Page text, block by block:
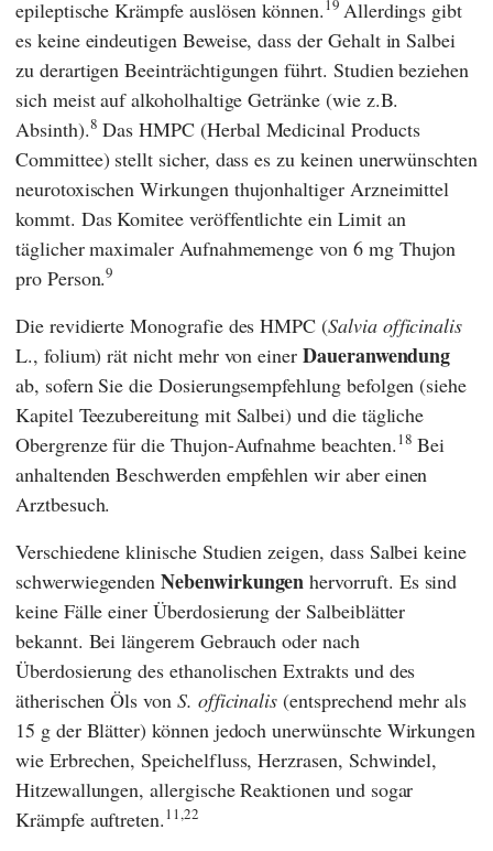
epileptische Krämpfe auslösen können.19 Allerdings gibt
es keine eindeutigen Beweise, dass der Gehalt in Salbei
zu derartigen Beeinträchtigungen führt. Studien beziehen
sich meist auf alkoholhaltige Getränke (wie z.B.
Absinth).8 DasHMPC (Herbal Medicinal Products
Committee) stellt sicher, dass es zu keinen unerwünschten
neurotoxischen Wirkungen thujonhaltiger Arzneimittel
kommt. Das Komitee veröffentlichte ein Limit an
täglicher maximaler Aufnahmemenge von 6 mg Thujon
pro Person.9
Die revidierte Monografie desHMPC(Salvia officinalis
L., folium) rät nicht mehr von einerDaueranwendung
ab, sofern Sie die Dosierungs­empfehlung befolgen (siehe
Kapitel Teezubereitung mit Salbei) und die tägliche
Obergrenze für die Thujon-Aufnahme beachten.18 Bei
anhaltenden Beschwerden empfehlen wir aber einen
Arztbesuch.
Verschiedene klinische Studien zeigen, dass Salbei keine
schwerwiegendenNebenwirkungen hervorruft. Es sind
keine Fälle einer Überdosierung der Salbeiblätter
bekannt. Bei längerem Gebrauch oder nach
Überdosierung des ethanolischen Extrakts und des
ätherischen Öls von S. officinalis (entsprechend mehr als
15 g der Blätter) können jedoch unerwünschte Wirkungen
wie Erbrechen, Speichelfluss, Herzrasen, Schwindel,
Hitzewallungen, allergische Reaktionen und sogar
Krämpfe auftreten.11,22